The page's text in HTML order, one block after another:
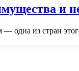
и
из стран